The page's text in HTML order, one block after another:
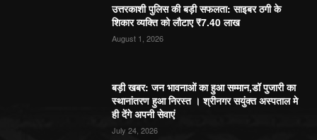
उत्तरकाशी पुलिस की बड़ी सफलता: साइबर ठगी के
शिकार व्यक्ति को लौटाए ₹7.40 लाख
August 1, 2026
बड़ी खबर: जन भावनाओं का हुआ सम्मान,डॉ पुजारी का
स्थानांतरण हुआ निरस्त । श्रीनगर सयुंक्त अस्पताल मे
ही देंगे अपनी सेवाएं
July 24, 2026